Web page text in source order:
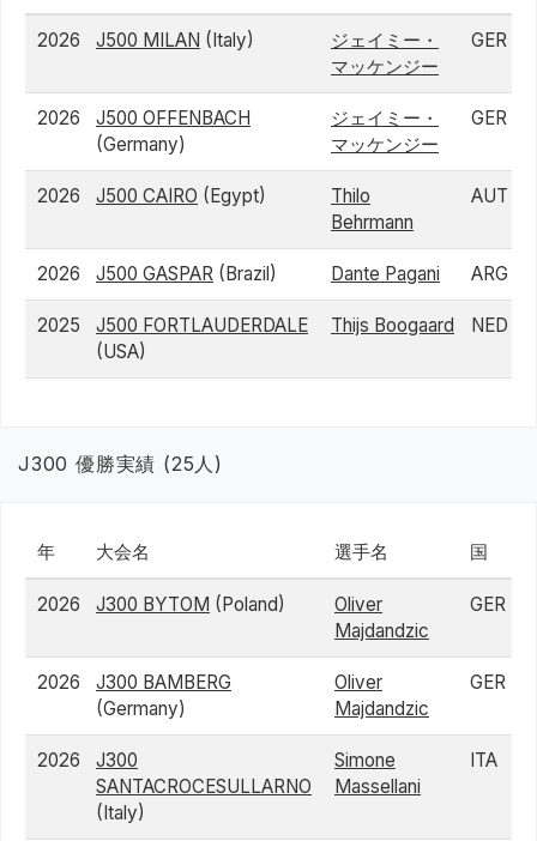
2026 J500 MILAN (Italy)
ジェイミー・
マッケンジー
GER
2026
J500 OFFENBACH
(Germany)
ジェイミー・
マッケンジー
GER
2026 J500 CAIRO (Egypt)
Thilo
Behrmann
AUT
2026 J500 GASPAR (Brazil) Dante Pagani ARG
2025
J500 FORTLAUDERDALE
(USA)
Thijs Boogaard NED
J300 優勝実績 (25人)
年 大会名 選手名 国
2026 J300 BYTOM (Poland)
Oliver
Majdandzic
GER
2026
J300 BAMBERG
(Germany)
Oliver
Majdandzic
GER
2026
J300
SANTACROCESULLARNO
(Italy)
Simone
Massellani
ITA